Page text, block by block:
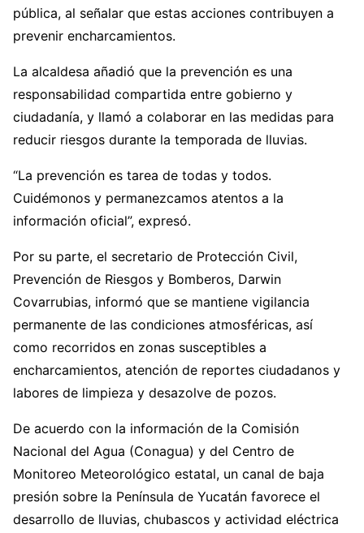
pública, al señalar que estas acciones contribuyen a
prevenir encharcamientos.
La alcaldesa añadió que la prevención es una
responsabilidad compartida entre gobierno y
ciudadanía, y llamó a colaborar en las medidas para
reducir riesgos durante la temporada de lluvias.
“La prevención es tarea de todas y todos.
Cuidémonos y permanezcamos atentos a la
información oficial”, expresó.
Por su parte, el secretario de Protección Civil,
Prevención de Riesgos y Bomberos, Darwin
Covarrubias, informó que se mantiene vigilancia
permanente de las condiciones atmosféricas, así
como recorridos en zonas susceptibles a
encharcamientos, atención de reportes ciudadanos y
labores de limpieza y desazolve de pozos.
De acuerdo con la información de la Comisión
Nacional del Agua (Conagua) y del Centro de
Monitoreo Meteorológico estatal, un canal de baja
presión sobre la Península de Yucatán favorece el
desarrollo de lluvias, chubascos y actividad eléctrica